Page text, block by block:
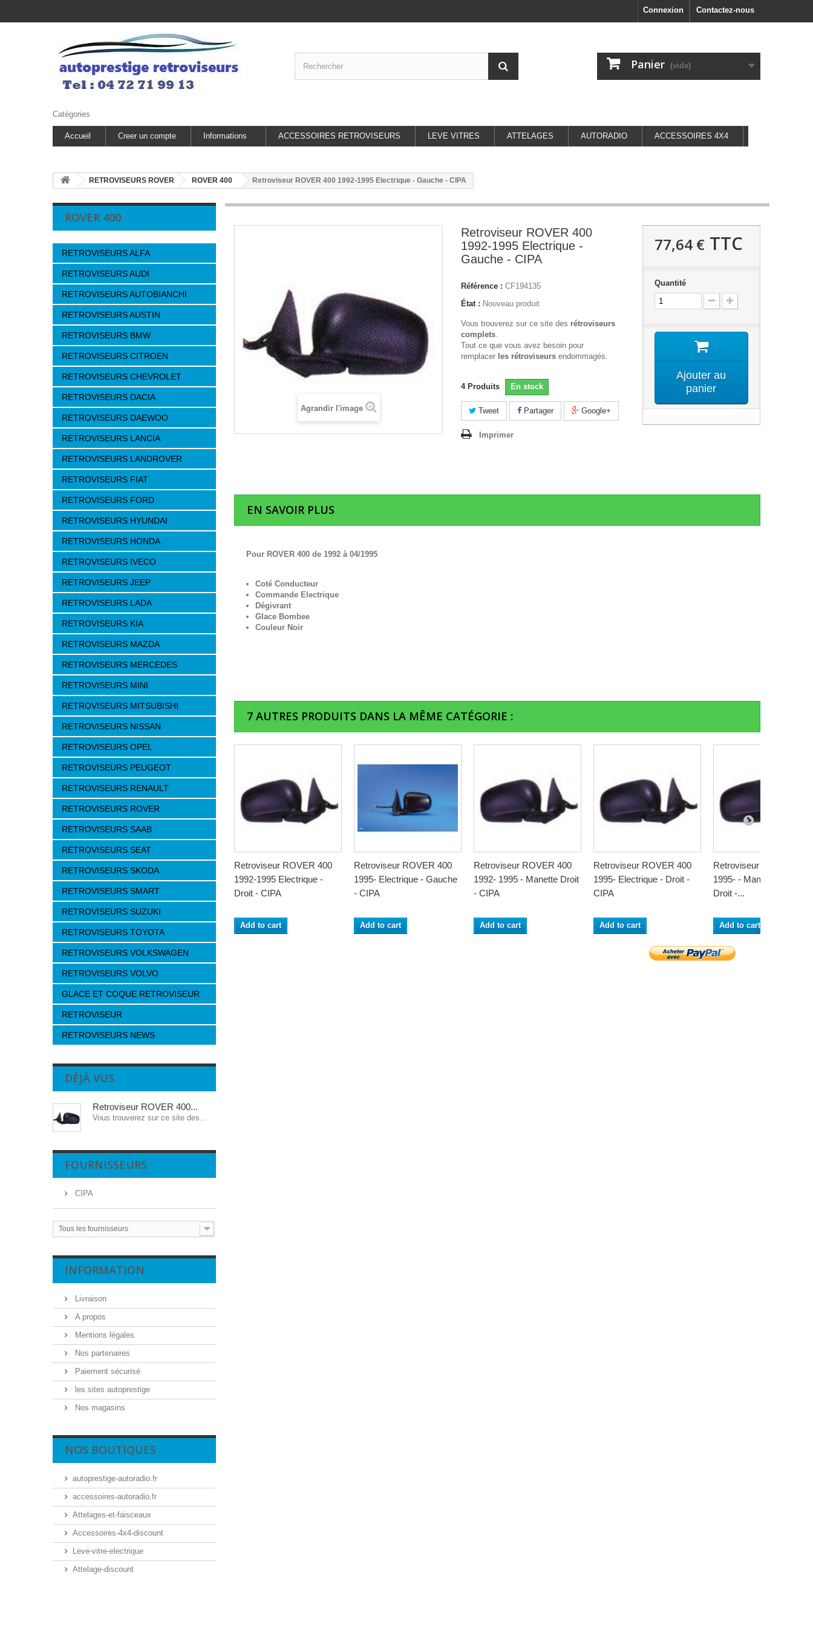
Contactez-nous
Connexion
Panier (vide)
Catégories
Accueil Creer un compte Informations ACCESSOIRES RETROVISEURS LEVE VITRES ATTELAGES AUTORADIO ACCESSOIRES 4X4
RETROVISEURS ROVER ROVER 400 Retroviseur ROVER 400 1992-1995 Electrique - Gauche - CIPA
ROVER 400
RETROVISEURS ALFA
RETROVISEURS AUDI
RETROVISEURS AUTOBIANCHI
RETROVISEURS AUSTIN
RETROVISEURS BMW
RETROVISEURS CITROEN
RETROVISEURS CHEVROLET
RETROVISEURS DACIA
RETROVISEURS DAEWOO
RETROVISEURS LANCIA
RETROVISEURS LANDROVER
RETROVISEURS FIAT
RETROVISEURS FORD
RETROVISEURS HYUNDAI
RETROVISEURS HONDA
RETROVISEURS IVECO
RETROVISEURS JEEP
RETROVISEURS LADA
RETROVISEURS KIA
RETROVISEURS MAZDA
RETROVISEURS MERCEDES
RETROVISEURS MINI
RETROVISEURS MITSUBISHI
RETROVISEURS NISSAN
RETROVISEURS OPEL
RETROVISEURS PEUGEOT
RETROVISEURS RENAULT
RETROVISEURS ROVER
RETROVISEURS SAAB
RETROVISEURS SEAT
RETROVISEURS SKODA
RETROVISEURS SMART
RETROVISEURS SUZUKI
RETROVISEURS TOYOTA
RETROVISEURS VOLKSWAGEN
RETROVISEURS VOLVO
GLACE ET COQUE RETROVISEUR
RETROVISEUR
RETROVISEURS NEWS
DÉJÀ VUS
Retroviseur ROVER 400...
Vous trouverez sur ce site des...
FOURNISSEURS
CIPA
Tous les fournisseurs
INFORMATION
Livraison
A propos
Mentions légales
Nos partenaires
Paiement sécurisé
les sites autoprestige
Nos magasins
NOS BOUTIQUES
autoprestige-autoradio.fr
accessoires-autoradio.fr
Attelages-et-faisceaux
Accessoires-4x4-discount
Leve-vitre-electrique
Attelage-discount
Agrandir l'image
Retroviseur ROVER 400
1992-1995 Electrique -
Gauche - CIPA
Référence : CF194135
État : Nouveau produit
Vous trouverez sur ce site des rétroviseurs
complets.
Tout ce que vous avez besoin pour
remplacer les rétroviseurs endommagés.
4 Produits En stock
Tweet Partager Google+
Imprimer
77,64 €TTC
Quantité
Ajouter au
panier
EN SAVOIR PLUS
Pour ROVER 400 de 1992 à 04/1995
Coté Conducteur
Commande Electrique
Dégivrant
Glace Bombee
Couleur Noir
7 AUTRES PRODUITS DANS LA MÊME CATÉGORIE :
Retroviseur ROVER 400
1992-1995 Electrique -
Droit - CIPA
Add to cart
Retroviseur ROVER 400
1995- Electrique - Gauche
- CIPA
Add to cart
Retroviseur ROVER 400
1992- 1995 - Manette Droit
- CIPA
Add to cart
Retroviseur ROVER 400
1995- Electrique - Droit -
CIPA
Add to cart
Retroviseur ROVER 400
1995- - Manuel a Cable -
Droit -...
Add to cart